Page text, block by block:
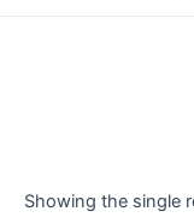
Showing the single